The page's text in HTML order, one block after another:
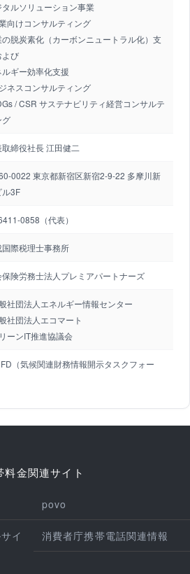
タルソリューション事業
向けコンサルティング
脱炭素化（カーボンニュートラル化）支
よび
ルギー効率化支援
ネスコンサルティング
/ CSR サステナビリティ経営コンサルテ
グ
締役社長 江田健二
0022 東京都新宿区新宿2-9-22 多摩川新
3F
0858（代表）
国際税理士事務所
保険労務士法人プレミアパートナーズ
社団法人エネルギー情報センター
社団法人エコマート
ーンIT推進協議会
（気候関連財務情報開示タスクフォー
料金関連サイト
povo
イ 消費者庁携帯電話関連情報